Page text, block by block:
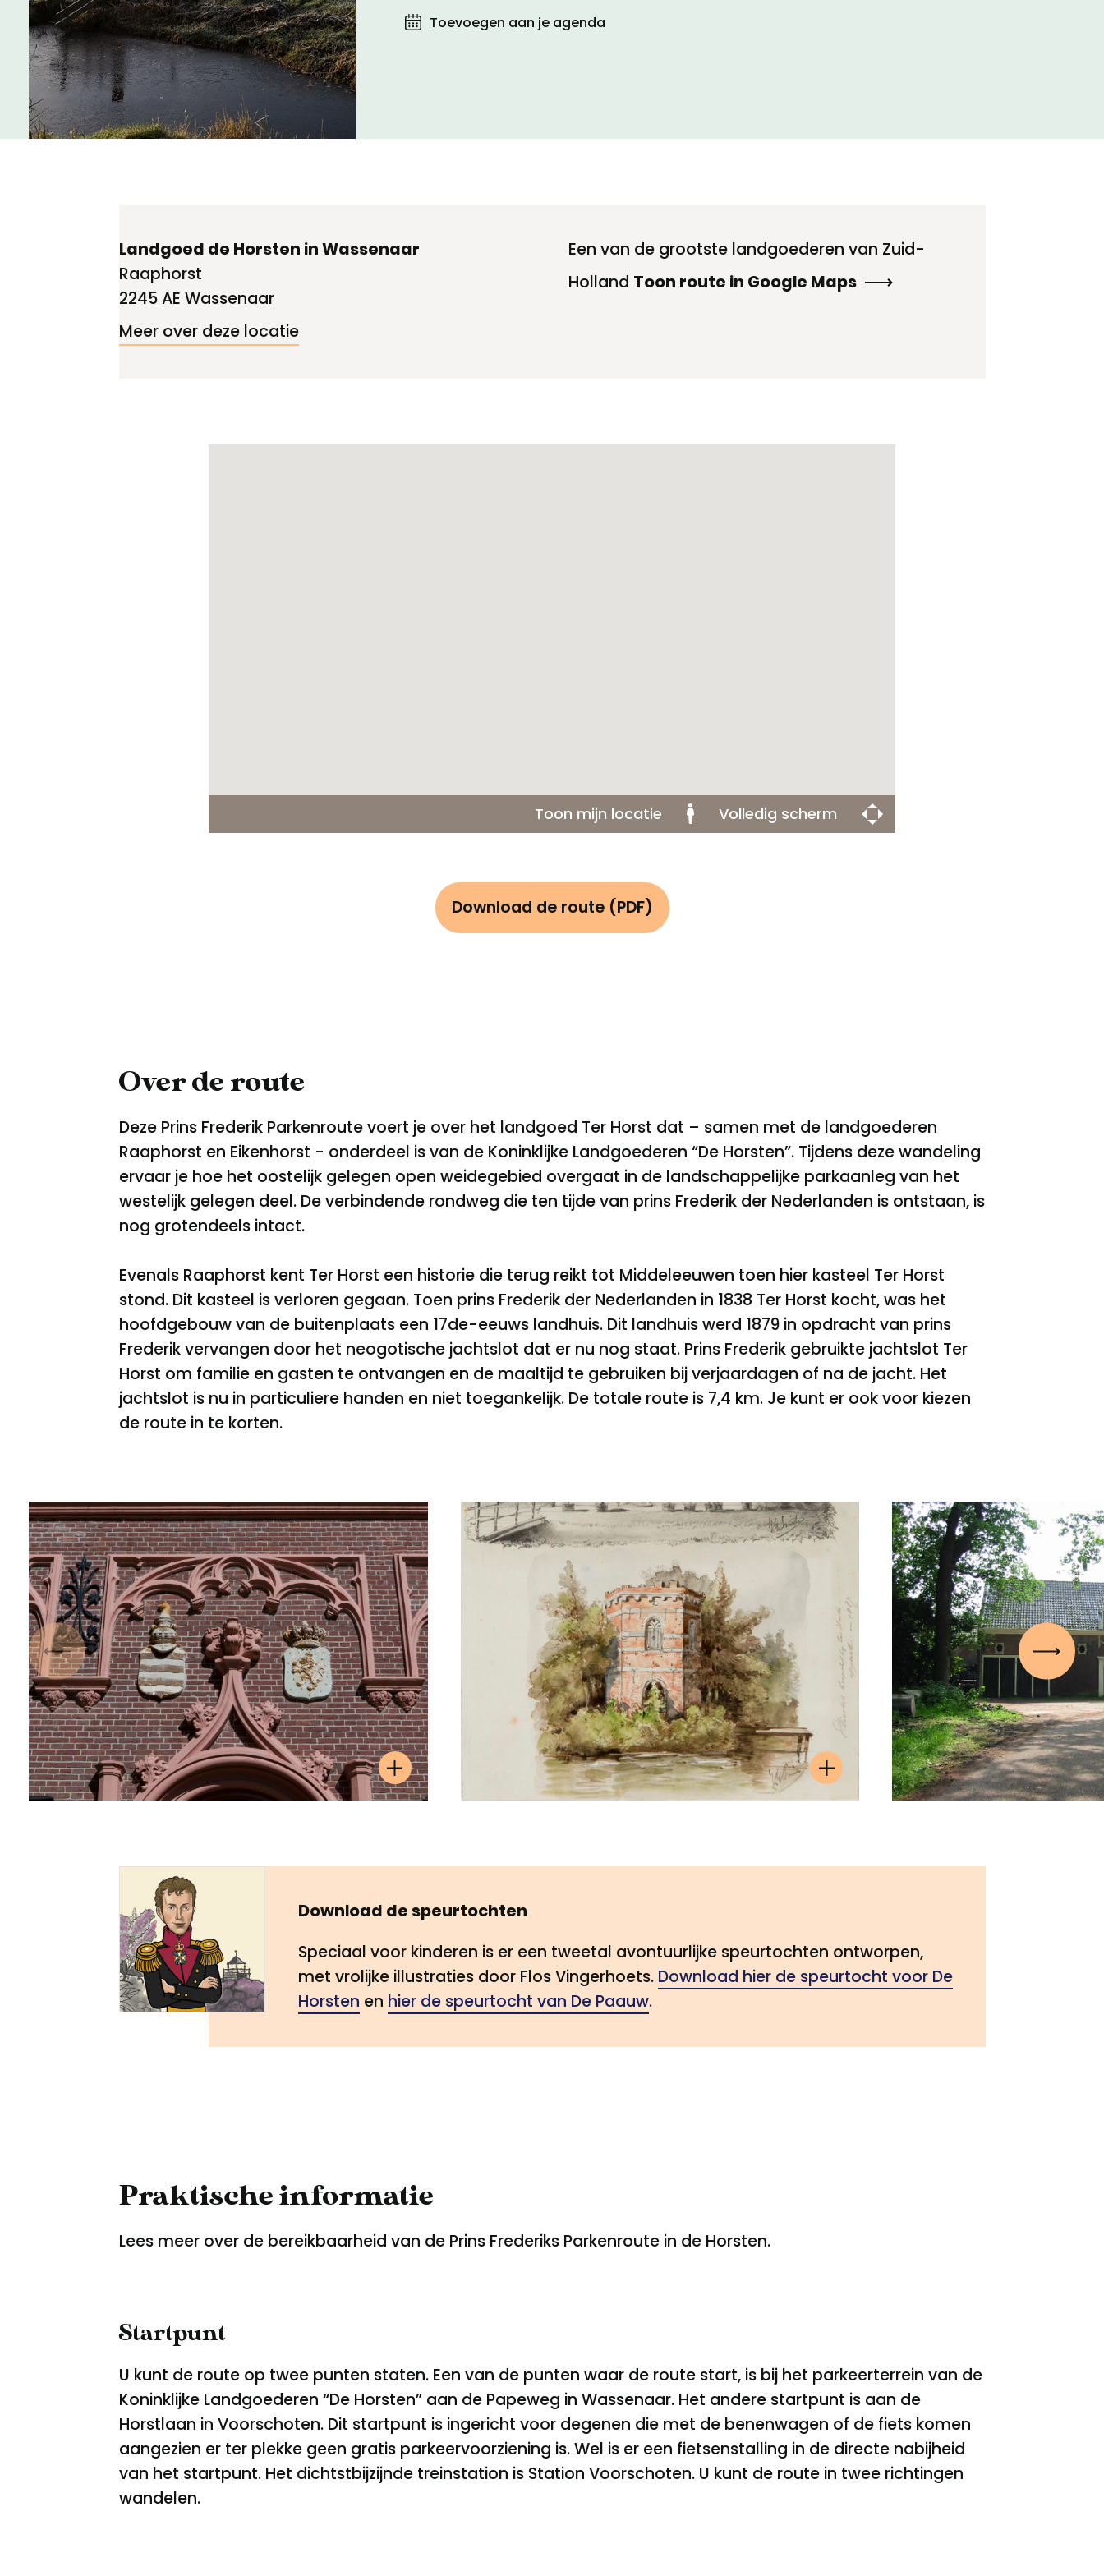
Meld een archeologische vondst
Nieuwsbrief
Nieuwsbrief
Voorwaarden
Privacyverklaring
Toevoegen aan je agenda
Landgoed de Horsten in Wassenaar
Raaphorst
2245 AE Wassenaar
Meer over deze locatie
Een van de grootste landgoederen van Zuid-
Holland Toon route in Google Maps
Toon mijn locatie Volledig scherm
Download de route (PDF)
Over de route
Deze Prins Frederik Parkenroute voert je over het landgoed Ter Horst dat – samen met de landgoederen
Raaphorst en Eikenhorst - onderdeel is van de Koninklijke Landgoederen “De Horsten”. Tijdens deze wandeling
ervaar je hoe het oostelijk gelegen open weidegebied overgaat in de landschappelijke parkaanleg van het
westelijk gelegen deel. De verbindende rondweg die ten tijde van prins Frederik der Nederlanden is ontstaan, is
nog grotendeels intact.
Evenals Raaphorst kent Ter Horst een historie die terug reikt tot Middeleeuwen toen hier kasteel Ter Horst
stond. Dit kasteel is verloren gegaan. Toen prins Frederik der Nederlanden in 1838 Ter Horst kocht, was het
hoofdgebouw van de buitenplaats een 17de-eeuws landhuis. Dit landhuis werd 1879 in opdracht van prins
Frederik vervangen door het neogotische jachtslot dat er nu nog staat. Prins Frederik gebruikte jachtslot Ter
Horst om familie en gasten te ontvangen en de maaltijd te gebruiken bij verjaardagen of na de jacht. Het
jachtslot is nu in particuliere handen en niet toegankelijk. De totale route is 7,4 km. Je kunt er ook voor kiezen
de route in te korten.
Vorige
Download de speurtochten
Speciaal voor kinderen is er een tweetal avontuurlijke speurtochten ontworpen,
met vrolijke illustraties door Flos Vingerhoets. Download hier de speurtocht voor De
Horsten en hier de speurtocht van De Paauw.
Praktische informatie
Lees meer over de bereikbaarheid van de Prins Frederiks Parkenroute in de Horsten.
Startpunt
U kunt de route op twee punten staten. Een van de punten waar de route start, is bij het parkeerterrein van de
Koninklijke Landgoederen “De Horsten” aan de Papeweg in Wassenaar. Het andere startpunt is aan de
Horstlaan in Voorschoten. Dit startpunt is ingericht voor degenen die met de benenwagen of de fiets komen
aangezien er ter plekke geen gratis parkeervoorziening is. Wel is er een fietsenstalling in de directe nabijheid
van het startpunt. Het dichtstbijzijnde treinstation is Station Voorschoten. U kunt de route in twee richtingen
wandelen.